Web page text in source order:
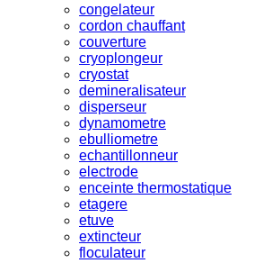
congelateur
cordon chauffant
couverture
cryoplongeur
cryostat
demineralisateur
disperseur
dynamometre
ebulliometre
echantillonneur
electrode
enceinte thermostatique
etagere
etuve
extincteur
floculateur